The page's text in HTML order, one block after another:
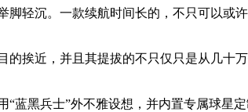
沉。一款续航时间长的，不只可以或
近，并且其提拔的不只仅只是从几十
黑兵士”外不雅设想，并内置专属球星